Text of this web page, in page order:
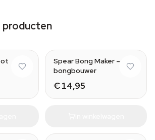
producten
Spear Bong Maker –
bongbouwer
€ 14,95